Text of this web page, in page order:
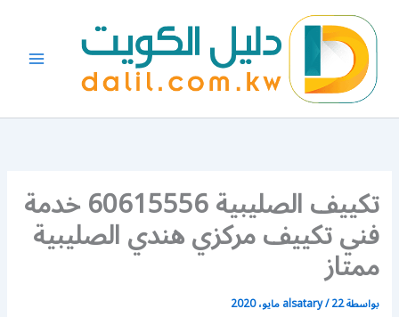
المحتوى
تكييف الصليبية 60615556 خدمة
فني تكييف مركزي هندي الصليبية
ممتاز
بواسطة alsatary/22 مايو، 2020